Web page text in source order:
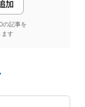
記事を
す